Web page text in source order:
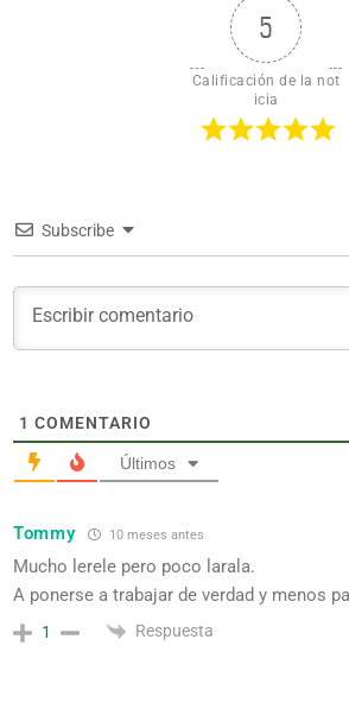
5
Calificación de la not
icia
Subscribe
1 COMENTARIO
Últimos
Tommy 10 meses antes
Mucho lerele pero poco larala.
A ponerse a trabajar de verdad y menos
1 Respuesta